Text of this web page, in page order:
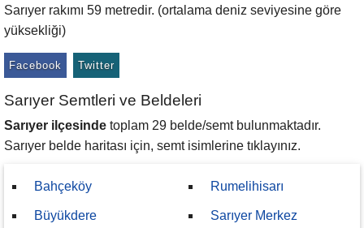
Sarıyer rakımı 59 metredir. (ortalama deniz seviyesine göre
yüksekliği)
Facebook Twitter
Sarıyer Semtleri ve Beldeleri
Sarıyer ilçesinde toplam 29 belde/semt bulunmaktadır.
Sarıyer belde haritası için, semt isimlerine tıklayınız.
Bahçeköy
Büyükdere
Rumelihisarı
Sarıyer Merkez